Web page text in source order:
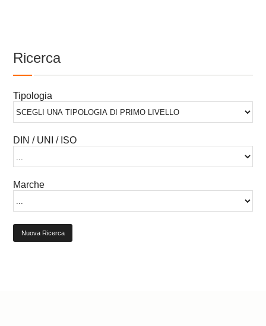
Ricerca
Tipologia
DIN / UNI / ISO
Marche
Nuova Ricerca